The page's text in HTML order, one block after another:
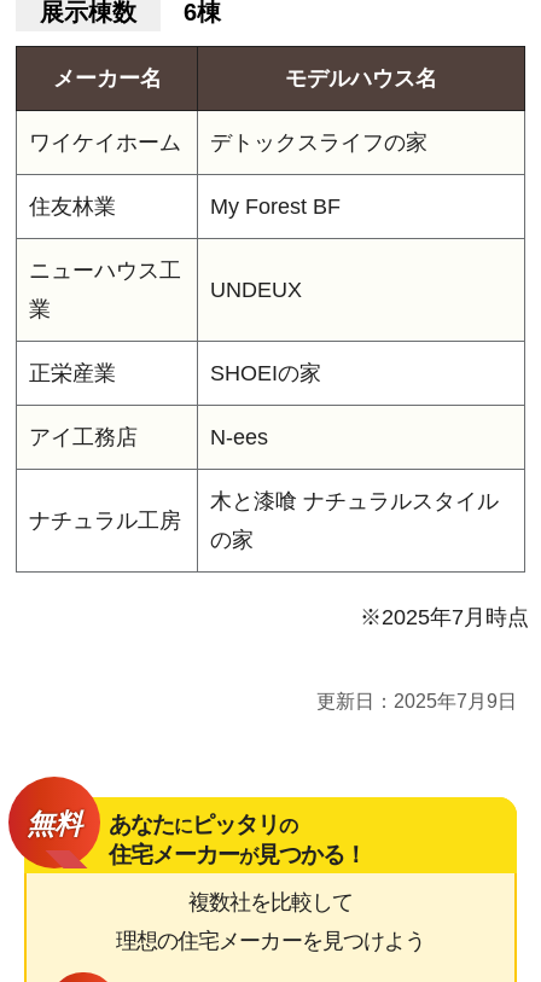
展示棟数 6棟
メーカー名 モデルハウス名
ワイケイホーム デトックスライフの家
住友林業 My Forest BF
ニューハウス工
業
UNDEUX
正栄産業 SHOEIの家
アイ工務店 N-ees
ナチュラル工房
木と漆喰 ナチュラルスタイル
の家
※2025年7月時点
更新日： 2025年7月9日
無料 あなたにピッタリの
住宅メーカーが見つかる！
複数社を比較して
理想の住宅メーカーを見つけよう